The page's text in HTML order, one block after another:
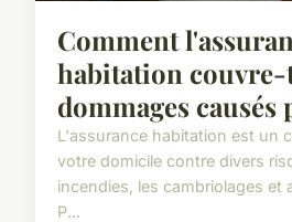
Comment
habitation
dommages causés
L'assurance habitation est un
votre domicile contre divers
incendies, les cambriolages et
P...